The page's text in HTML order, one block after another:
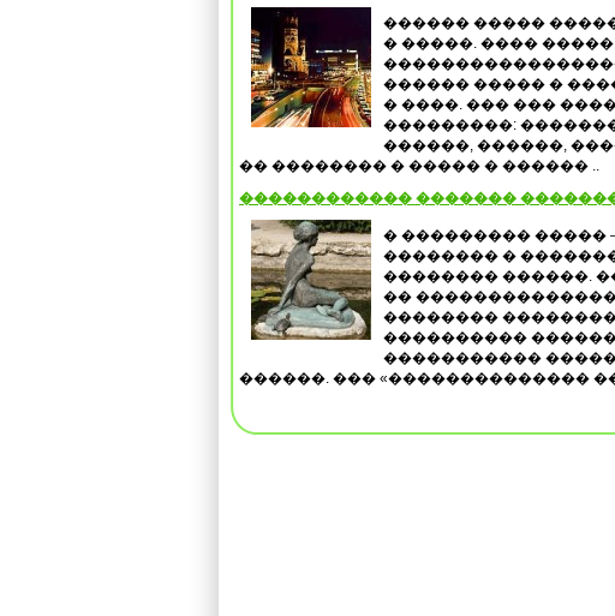
������ �����
� �����. ����
������ ����� �
� ����. ��� ���
���������:
������, ������,
�� �������� � ����� � ������ ..
������������ �������
� ��������� �����
�������� �
�������� ������.
��
��������
����������
�����������
������. ��� «��������������